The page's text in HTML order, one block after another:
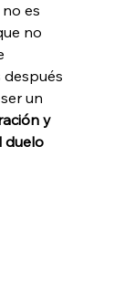
es
no
después
un
y
duelo